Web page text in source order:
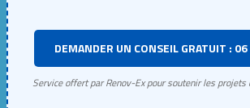
DEMANDER UN CONSEIL GRATUIT :
Service offert par Renov-Ex pour soutenir les projets